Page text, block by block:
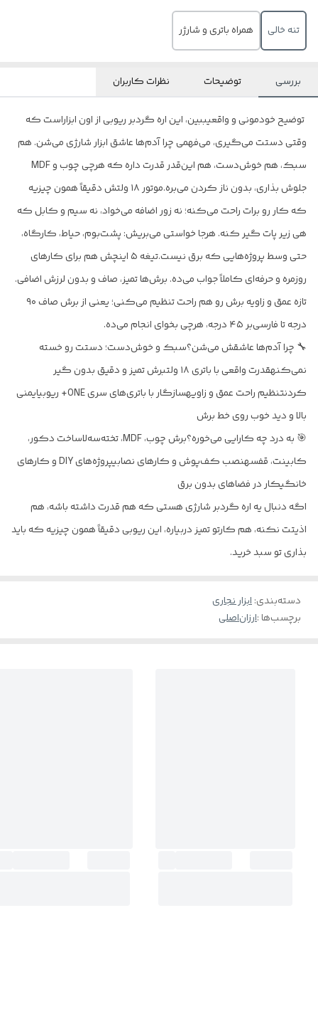
تنه خالی همراه باتری و شارژر
بررسی توضیحات نظرات کاربران
توضیح خودمونی و واقعیببین، این اره گردبر ریوبی از اون ابزاراست که
وقتی دستت می‌گیری، می‌فهمی چرا آدم‌ها عاشق ابزار شارژی می‌شن. هم
سبک، هم خوش‌دست، هم این‌قدر قدرت داره که هرچی چوب و MDF
جلوش بذاری، بدون ناز کردن می‌بره.موتور ۱۸ ولتش دقیقاً همون چیزیه
که کار رو برات راحت می‌کنه؛ نه زور اضافه می‌خواد، نه سیم و کابل که
هی زیر پات گیر کنه. هرجا خواستی می‌بریش: پشت‌بوم، حیاط، کارگاه،
حتی وسط پروژه‌هایی که برق نیست.تیغه ۵ اینچش هم برای کارهای
روزمره و حرفه‌ای کاملاً جواب می‌ده. برش‌ها تمیز، صاف و بدون لرزش اضافی.
تازه عمق و زاویه برش رو هم راحت تنظیم می‌کنی؛ یعنی از برش صاف ۹۰
درجه تا فارسی‌بر ۴۵ درجه، هرچی بخوای انجام می‌ده.
🔧 چرا آدم‌ها عاشقش می‌شن؟سبک و خوش‌دست؛ دستت رو خسته
نمی‌کنهقدرت واقعی با باتری ۱۸ ولتبرش تمیز و دقیق بدون گیر
کردنتنظیم راحت عمق و زاویهسازگار با باتری‌های سری ONE+ ریوبیایمنی
بالا و دید خوب روی خط برش
🎯 به درد چه کارایی می‌خوره؟برش چوب، MDF، تخته‌سه‌لاساخت دکور،
کابینت، قفسهنصب کف‌پوش و کارهای نصابیپروژه‌های DIY و کارهای
خانگیکار در فضاهای بدون برق
اگه دنبال یه اره گردبر شارژی هستی که هم قدرت داشته باشه، هم
اذیتت نکنه، هم کارتو تمیز دربیاره، این ریوبی دقیقاً همون چیزیه که باید
بذاری تو سبد خرید.
دسته‌بندی:ابزار نجاری
برچسب‌ها :ارزاناصلی